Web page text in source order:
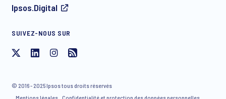
J'accepte de recevoir par e-mail des communications
avez la possibilité de vous désinscrire de notre liste de
Ipsos.Digital
SUIVEZ-NOUS SUR
© 2016 - 2025 Ipsos tous droits réservés
Mentions légales Confidentialité et protection des données personnelles